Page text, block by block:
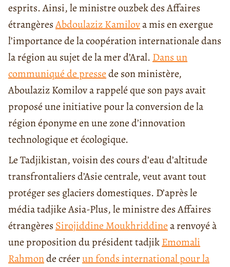
esprits. Ainsi, le ministre ouzbek des Affaires
étrangèresAbdoulaziz Kamilova mis en exergue
l’importance de la coopération internationale dans
la région au sujet de la mer d’Aral. Dans un
communiqué de pressede son ministère,
Aboulaziz Komilov a rappelé que son pays avait
proposé une initiative pour la conversion de la
région éponyme en une zone d’innovation
technologique et écologique.
Le Tadjikistan, voisin des cours d’eau d’altitude
transfrontaliers d’Asie centrale, veut avant tout
protéger ses glaciers domestiques. D’après le
média tadjike Asia-Plus, le ministre des Affaires
étrangères Sirojiddine Moukhriddinea renvoyé à
une proposition du président tadjikEmomali
Rahmonde créerun fonds international pour la